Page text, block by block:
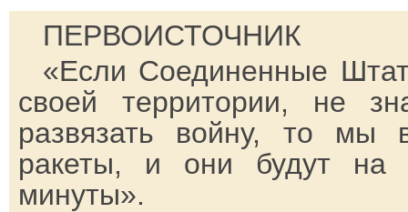
ПЕРВОИСТОЧНИК
«Если Соединенные
своей территории, не
развязать войну, то мы
ракеты, и они будут на
минуты».